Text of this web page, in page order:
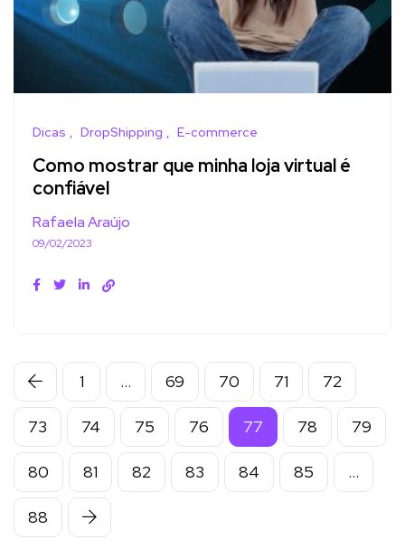
Dicas DropShipping E-commerce
Como mostrar que minha loja virtual é
confiável
Rafaela Araújo
09/02/2023
1 … 69 70 71 72
73 74 75 76 77 78 79
80 81 82 83 84 85 …
88